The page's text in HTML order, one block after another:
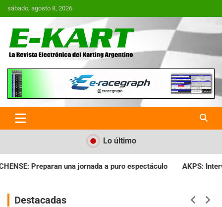
Saltar
al
sábado, agosto 8, 2026
E-Kart.com.ar | La Revista
Electrónica del Karting en
Argentina
Lo último
puro espectáculo AKPS: Intervino la IGJ y oficializó el
Destacadas